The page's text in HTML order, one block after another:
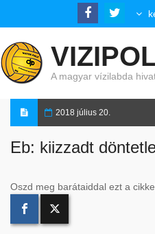
A magyar vízilabda
2018 július 20.
Eb: kiizzadt
Oszd meg barátaiddal ezt a